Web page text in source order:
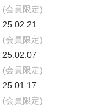
(会員限定)
25.02.21
(会員限定)
25.02.07
(会員限定)
25.01.17
(会員限定)